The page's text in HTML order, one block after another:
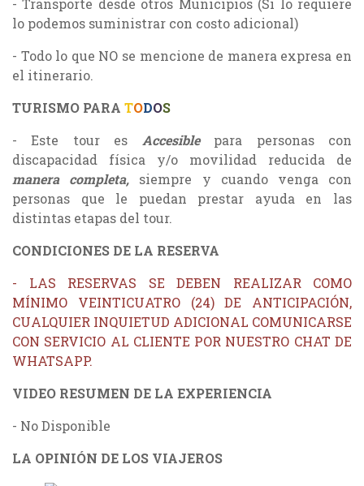
- Transporte desde otros Municipios (Si lo requiere
lo podemos suministrar con costo adicional)
- Todo lo que NO se mencione de manera expresa en
el itinerario.
TURISMO PARA TODOS
- Este tour es Accesiblepara personas con
discapacidad física y/o movilidad reducida de
manera completa, siempre y cuando venga con
personas que le puedan prestar ayuda en las
distintas etapas del tour.
CONDICIONES DE LA RESERVA
- LAS RESERVAS SE DEBEN REALIZAR COMO
MÍNIMO VEINTICUATRO (24) DE ANTICIPACIÓN,
CUALQUIER INQUIETUD ADICIONAL COMUNICARSE
CON SERVICIO AL CLIENTE POR NUESTRO CHAT DE
WHATSAPP.
VIDEO RESUMEN DE LA EXPERIENCIA
- No Disponible
LA OPINIÓN DE LOS VIAJEROS